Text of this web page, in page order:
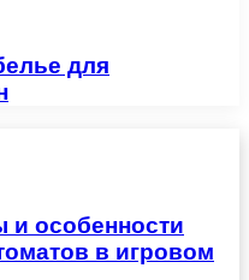
для
особенности
в игровом